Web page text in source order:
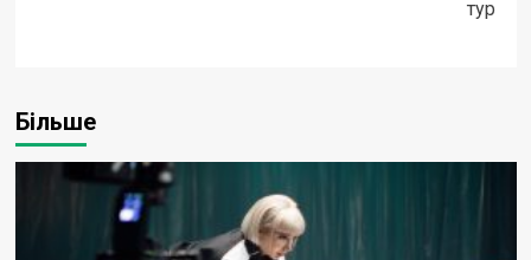
тур
Більше